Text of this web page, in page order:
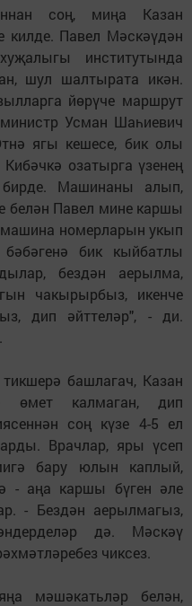
соң, миңа Казан
килде. Павел Мәскәүдән
институтында
шул шалтырата икән.
йөрүче маршрут
Усман Шаһиевич
ягы кешесе, бик олы
озатырга үзенең
Машинаны алып,
белән Павел мине каршы
машина номерларын укып
бик кыйбатлы
бездән аерылма,
чакырырбыз, икенче
дип әйттеләр", - ди.
башлагач, Казан
өмет калмаган, дип
соң күзе 4-5 ел
Врачлар, яры үсеп
бару юлын каплый,
- аңа каршы бүген әле
- Бездән аерылмагыз,
дә. Мәскәү
чиксез.
мәшәкатьләр белән,